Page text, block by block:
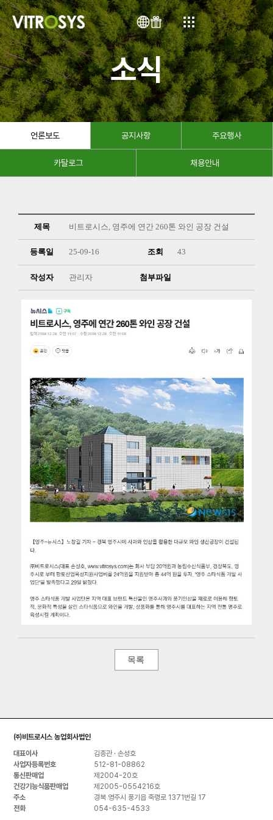
VN
소식
언론보도 공지사항 주요행사
카탈로그 채용안내
제목 비트로시스, 영주에 연간 260톤 와인 공장 건설
등록일 25-09-16 조회 43
작성자 관리자 첨부파일
㈜비트로시스 농업회사법인
대표이사
김종관 · 손성호
사업자등록번호
512-81-08862
통신판매업
제2004-20호
건강기능식품판매업
제2005-0554216호
주소
경북 영주시 풍기읍 죽령로 1371번길 17
전화
054-635-4533